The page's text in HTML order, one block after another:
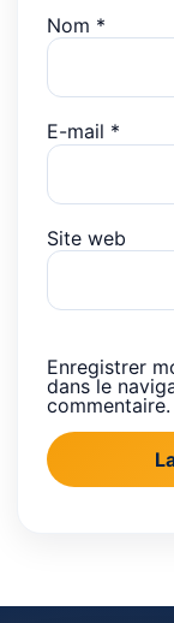
Nom *
E-mail *
Site web
Enregistrer
dans le
commentaire.